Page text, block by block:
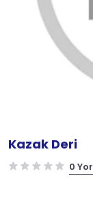
Kazak Deri
0